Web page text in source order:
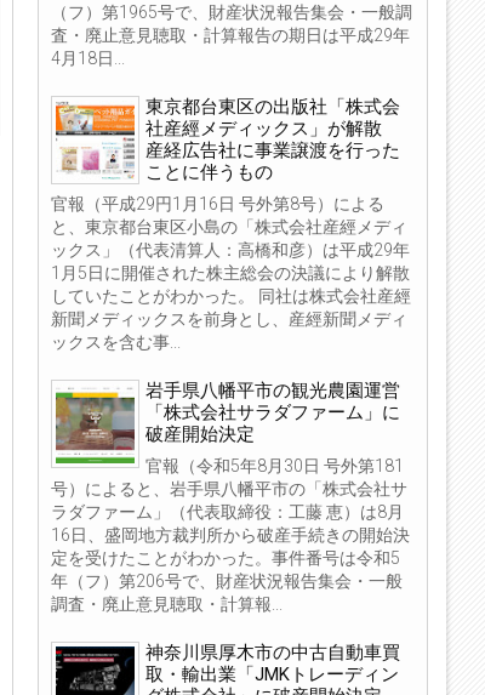
（フ）第1965号で、財産状況報告集会・一般調
査・廃止意見聴取・計算報告の期日は平成29年
4月18日...
東京都台東区の出版社「株式会
社産經メディックス」が解散
産経広告社に事業譲渡を行った
ことに伴うもの
官報（平成29円1月16日 号外第8号）による
と、東京都台東区小島の「株式会社産經メディ
ックス」（代表清算人：高橋和彦）は平成29年
1月5日に開催された株主総会の決議により解散
していたことがわかった。 同社は株式会社産經
新聞メディックスを前身とし、産經新聞メディ
ックスを含む事...
岩手県八幡平市の観光農園運営
「株式会社サラダファーム」に
破産開始決定
官報（令和5年8月30日 号外第181
号）によると、岩手県八幡平市の「株式会社サ
ラダファーム」（代表取締役：工藤 恵）は8月
16日、盛岡地方裁判所から破産手続きの開始決
定を受けたことがわかった。事件番号は令和5
年（フ）第206号で、財産状況報告集会・一般
調査・廃止意見聴取・計算報...
神奈川県厚木市の中古自動車買
取・輸出業「JMKトレーディン